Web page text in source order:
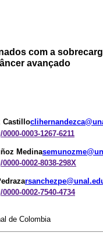
com a
avançado
Castillo
0003-1267-6211
Medina
0002-8038-298X
0002-7540-4734
de Colombia